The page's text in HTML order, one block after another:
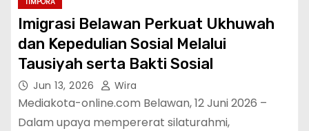
Imigrasi Belawan Perkuat Ukhuwah
dan Kepedulian Sosial Melalui
Tausiyah serta Bakti Sosial
Jun 13, 2026 Wira
Mediakota-online.com Belawan, 12 Juni 2026 –
Dalam upaya mempererat silaturahmi,